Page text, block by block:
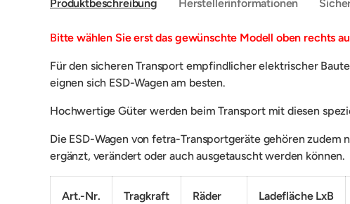
Produktbeschreibung Herstellerinformationen
Bitte wählen Sie erst das gewünschte Modell oben rechts
Für den sicheren Transport empfindlicher elektrischer
eignen sich ESD-Wagen am besten.
Hochwertige Güter werden beim Transport mit diesen
Die ESD-Wagen von fetra-Transportgeräte gehören zudem
ergänzt, verändert oder auch ausgetauscht werden können.
Art.-Nr. Tragkraft Räder Ladefläche LxB